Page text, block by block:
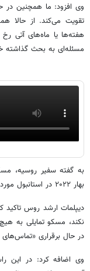
وی افزود: ما همچنین در
تقویت می‌کند. از حالا
هفته‌ها یا ماه‌های آتی
مسئله‌ای به بحث گذاشته
به گفته سفیر روسیه،
بهار ۲۰۲۲ در استانبول مورد بحث قرار گرفت، مذاکرات را انجام دهد.
دیپلمات ارشد روس تاکید
نکند، مسکو تمایلی به
در حال برقراری «تماس‌های
وی اضافه کرد: در این